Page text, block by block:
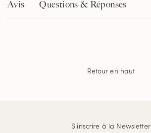
Avis Questions & Réponses
Retour en haut
S'inscrire à la Newsletter